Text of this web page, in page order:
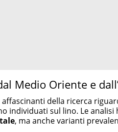
Medio Oriente e
della ricerca
individuati sul lino. Le
, ma anche varianti